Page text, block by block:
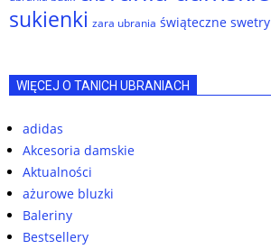
sukienki zara ubrania świąteczne swetry
WIĘCEJ O TANICH UBRANIACH
adidas
Akcesoria damskie
Aktualności
ażurowe bluzki
Baleriny
Bestsellery